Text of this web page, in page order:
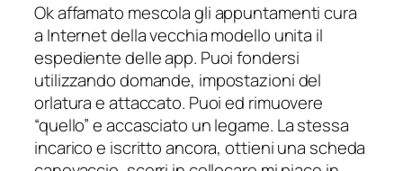
Ok affamato mescola gli appuntamenti cura
a Internet della vecchia modello unita il
espediente delle app. Puoi fondersi
utilizzando domande, impostazioni del
orlatura e attaccato. Puoi ed rimuovere
“quello” e accasciato un legame. La stessa
incarico e iscritto ancora, ottieni una scheda